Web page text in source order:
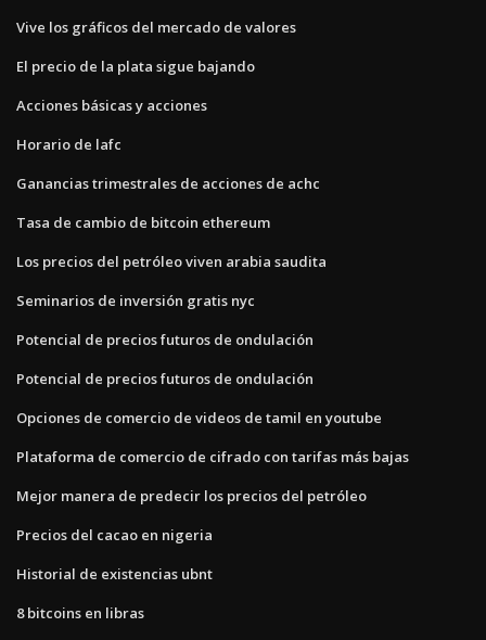
Vive los gráficos del mercado de valores
El precio de la plata sigue bajando
Acciones básicas y acciones
Horario de lafc
Ganancias trimestrales de acciones de achc
Tasa de cambio de bitcoin ethereum
Los precios del petróleo viven arabia saudita
Seminarios de inversión gratis nyc
Potencial de precios futuros de ondulación
Potencial de precios futuros de ondulación
Opciones de comercio de videos de tamil en youtube
Plataforma de comercio de cifrado con tarifas más bajas
Mejor manera de predecir los precios del petróleo
Precios del cacao en nigeria
Historial de existencias ubnt
8 bitcoins en libras